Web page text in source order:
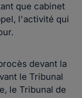
que cabinet
l'activité qui
devant la
le Tribunal
le Tribunal de